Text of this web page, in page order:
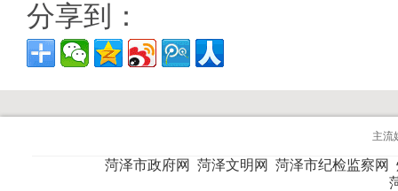
分享到：
主流
菏泽市政府网 菏泽文明网 菏泽市纪检监察网